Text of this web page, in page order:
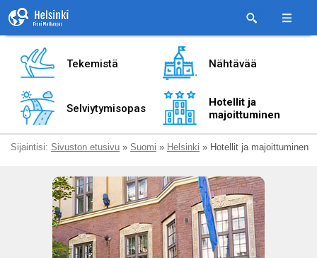
Tekemistä Nähtävää
Selviytymisopas
Hotellit ja
majoittuminen
Sijaintisi: Sivuston etusivu » Suomi » Helsinki » Hotellit ja majoittuminen